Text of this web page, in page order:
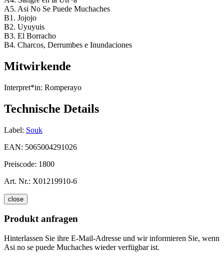
A5. Asi No Se Puede Muchaches
B1. Jojojo
B2. Uyuyuis
B3. El Borracho
B4. Charcos, Derrumbes e Inundaciones
Mitwirkende
Interpret*in: Romperayo
Technische Details
Label: Souk
EAN: 5065004291026
Preiscode: 1800
Art. Nr.: X01219910-6
close
Produkt anfragen
Hinterlassen Sie ihre E-Mail-Adresse und wir informieren Sie, wenn
Asi no se puede Muchaches wieder verfügbar ist.